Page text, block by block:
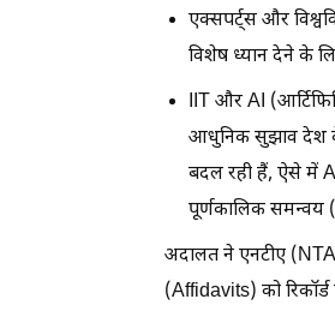
एक्सपर्ट्स और
विशेष ध्यान देने के
IIT और AI
आधुनिक सुझाव देश के
बदल रही हैं, ऐसे में
पूर्णकालिक समन्वय
अदालत ने एनटीए
(Affidavits) को